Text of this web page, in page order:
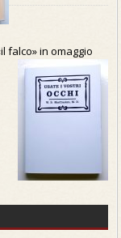
falco» in omaggio